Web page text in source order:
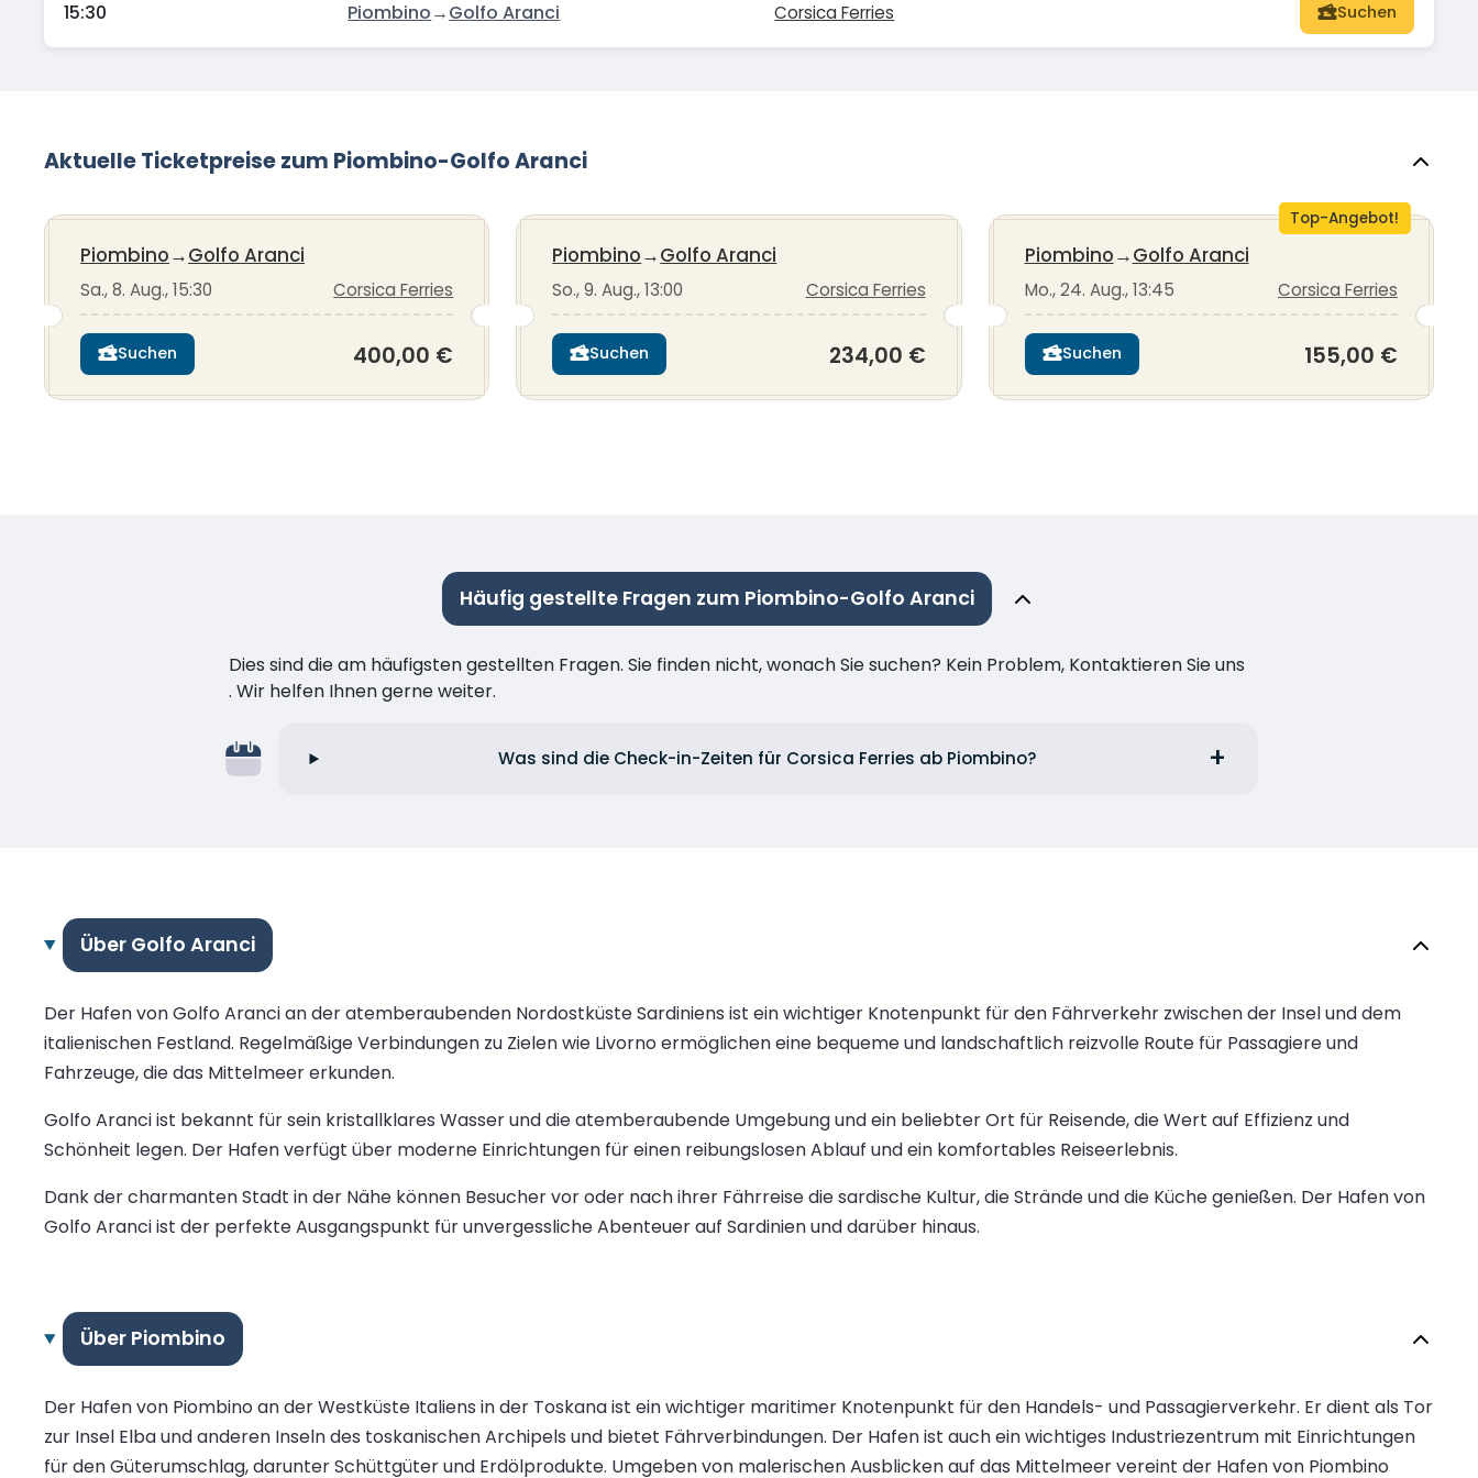
15:30 Piombino→Golfo Aranci Corsica Ferries Suchen
Aktuelle Ticketpreise zum Piombino-Golfo Aranci
Piombino→Golfo Aranci
Sa., 8. Aug., 15:30 Corsica Ferries
Suchen 400,00 €
Piombino→Golfo Aranci
So., 9. Aug., 13:00 Corsica Ferries
Suchen 234,00 €
Top-Angebot!
Piombino→Golfo Aranci
Mo., 24. Aug., 13:45 Corsica Ferries
Suchen 155,00 €
Häufig gestellte Fragen zum Piombino-Golfo Aranci
Dies sind die am häufigsten gestellten Fragen. Sie finden nicht, wonach Sie suchen? Kein Problem, Kontaktieren Sie uns
. Wir helfen Ihnen gerne weiter.
Was sind die Check-in-Zeiten für Corsica Ferries ab Piombino?
Über Golfo Aranci
Der Hafen von Golfo Aranci an der atemberaubenden Nordostküste Sardiniens ist ein wichtiger Knotenpunkt für den Fährverkehr zwischen der Insel und dem
italienischen Festland. Regelmäßige Verbindungen zu Zielen wie Livorno ermöglichen eine bequeme und landschaftlich reizvolle Route für Passagiere und
Fahrzeuge, die das Mittelmeer erkunden.
Golfo Aranci ist bekannt für sein kristallklares Wasser und die atemberaubende Umgebung und ein beliebter Ort für Reisende, die Wert auf Effizienz und
Schönheit legen. Der Hafen verfügt über moderne Einrichtungen für einen reibungslosen Ablauf und ein komfortables Reiseerlebnis.
Dank der charmanten Stadt in der Nähe können Besucher vor oder nach ihrer Fährreise die sardische Kultur, die Strände und die Küche genießen. Der Hafen von
Golfo Aranci ist der perfekte Ausgangspunkt für unvergessliche Abenteuer auf Sardinien und darüber hinaus.
Über Piombino
Der Hafen von Piombino an der Westküste Italiens in der Toskana ist ein wichtiger maritimer Knotenpunkt für den Handels- und Passagierverkehr. Er dient als Tor
zur Insel Elba und anderen Inseln des toskanischen Archipels und bietet Fährverbindungen. Der Hafen ist auch ein wichtiges Industriezentrum mit Einrichtungen
für den Güterumschlag, darunter Schüttgüter und Erdölprodukte. Umgeben von malerischen Ausblicken auf das Mittelmeer vereint der Hafen von Piombino